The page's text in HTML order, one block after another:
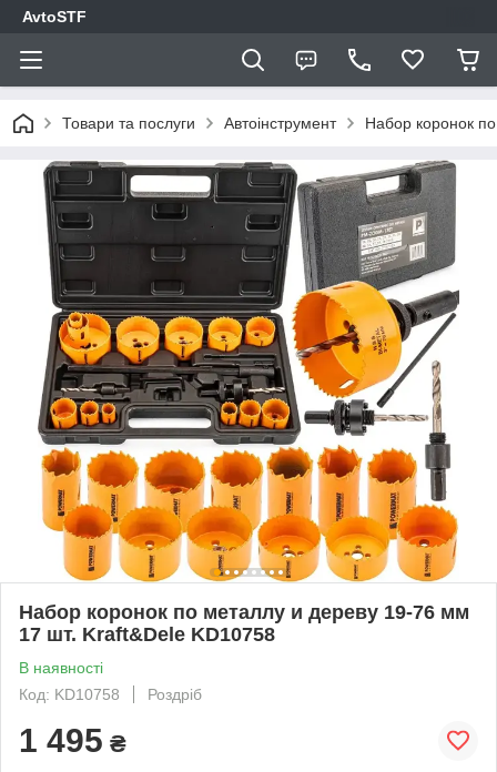
AvtoSTF
Товари та послуги Автоінструмент Набор коронок
Набор коронок по металлу и дереву 19-76 мм
17 шт. Kraft&Dele KD10758
В наявності
Код: KD10758
Роздріб
1 495 ₴